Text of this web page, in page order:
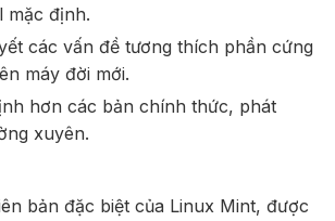
mặc định.
các vấn đề tương thích phần cứng
máy đời mới.
hơn các bản chính thức, phát
xuyên.
bản đặc biệt của Linux Mint, được